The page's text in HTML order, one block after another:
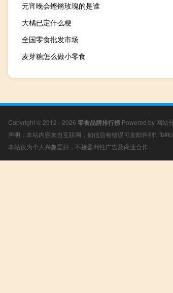
元宵晚会铿锵玫瑰的是谁
大橘已定什么梗
全国零食批发市场
麦芽糖怎么做小零食
Copyright © 2012 - 2026 零食品牌排行榜 Powered by 网站
声明：本站内容来自互联网，如信息有错误可发邮件到
本站仅为个人兴趣爱好，不接盈利性广告及商业合作